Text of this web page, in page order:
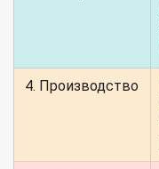
4. Производство